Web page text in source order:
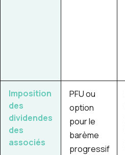
Imposition
des
dividendes
des
associés
PFU ou
option
pour le
barème
progressif